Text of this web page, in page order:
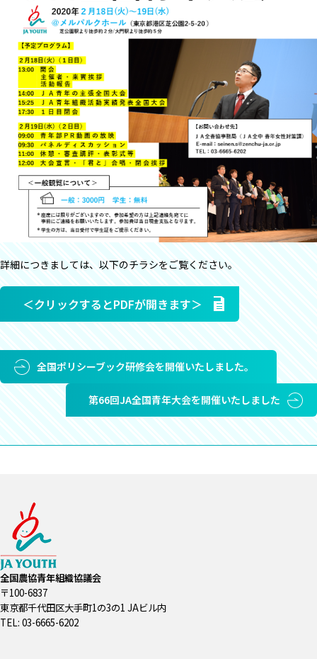
詳細につきましては、以下のチラシをご覧ください。
＜クリックするとPDFが開きます＞
全国ポリシーブック研修会を開催いたしました。
第66回JA全国青年大会を開催いたしました
全国農協青年組織協議会
〒100-6837
東京都千代田区大手町1の3の1 JAビル内
TEL: 03-6665-6202